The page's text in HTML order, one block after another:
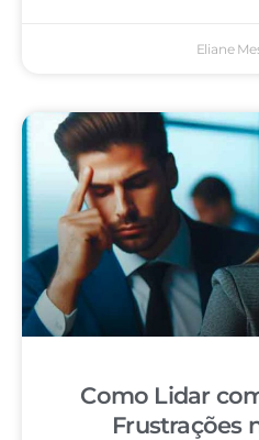
Eliane
Como Lidar
Frustrações